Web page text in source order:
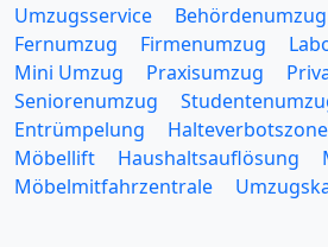
Umzugsservice Behördenumzug
Fernumzug
Firmenumzug
Mini Umzug
Praxisumzug
Seniorenumzug
Entrümpelung
Halteverbotszone
Möbellift
Haushaltsauflösung
Möbelmitfahrzentrale